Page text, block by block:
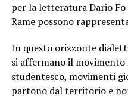
per la letteratura Dario Fo
Rame possono
In questo orizzonte
si affermano il
studentesco, movimenti
partono dal territorio e